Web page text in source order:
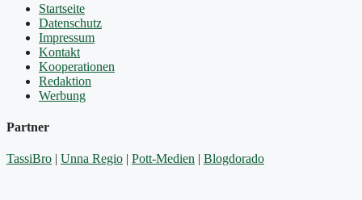
Startseite
Datenschutz
Impressum
Kontakt
Kooperationen
Redaktion
Werbung
Partner
TassiBro | Unna Regio | Pott-Medien | Blogdorado